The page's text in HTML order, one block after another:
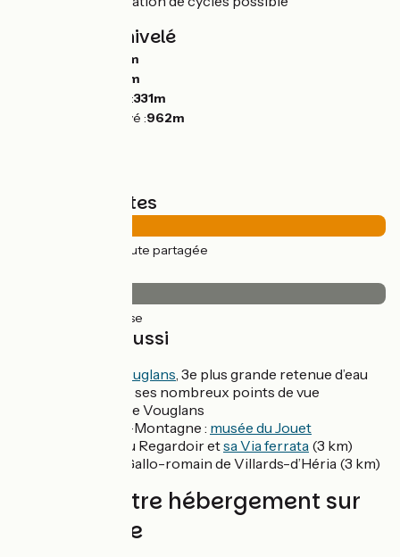
Pentes et dénivelé
1090m
632m
Point le plus bas :331m
Point le plus élevé :962m
Types de routes
(100%) Route partagée
(100%) Lisse
À découvrir aussi
Le Lac de Vouglans, 3e plus grande retenue d’eau
de France et ses nombreux points de vue
Le Barrage de Vouglans
Moirans-en-Montagne : musée du Jouet
Belvédère du Regardoir etsa Via ferrata (3 km)
Sanctuaire Gallo-romain de Villards-d’Héria (3 km)
Trouvez votre hébergement sur
cette étape